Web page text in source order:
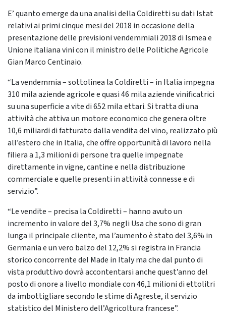
E’ quanto emerge da una analisi della Coldiretti su dati Istat
relativi ai primi cinque mesi del 2018 in occasione della
presentazione delle previsioni vendemmiali 2018 di Ismea e
Unione italiana vini con il ministro delle Politiche Agricole
Gian Marco Centinaio.
“La vendemmia – sottolinea la Coldiretti – in Italia impegna
310 mila aziende agricole e quasi 46 mila aziende vinificatrici
su una superficie a vite di 652 mila ettari. Si tratta di una
attività che attiva un motore economico che genera oltre
10,6 miliardi di fatturato dalla vendita del vino, realizzato più
all’estero che in Italia, che offre opportunità di lavoro nella
filiera a 1,3 milioni di persone tra quelle impegnate
direttamente in vigne, cantine e nella distribuzione
commerciale e quelle presenti in attività connesse e di
servizio”.
“Le vendite – precisa la Coldiretti – hanno avuto un
incremento in valore del 3,7% negli Usa che sono di gran
lunga il principale cliente, ma l’aumento è stato del 3,6% in
Germania e un vero balzo del 12,2% si registra in Francia
storico concorrente del Made in Italy ma che dal punto di
vista produttivo dovrà accontentarsi anche quest’anno del
posto di onore a livello mondiale con 46,1 milioni di ettolitri
da imbottigliare secondo le stime di Agreste, il servizio
statistico del Ministero dell’Agricoltura francese”.